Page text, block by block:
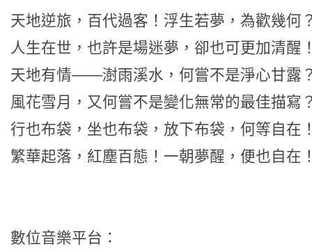
天地逆旅，百代過客！浮生若夢，為歡幾何
人生在世，也許是場迷夢，卻也可更加清醒
天地有情——澍雨溪水，何嘗不是淨心甘露
風花雪月，又何嘗不是變化無常的最佳描寫
行也布袋，坐也布袋，放下布袋，何等自在
繁華起落，紅塵百態！一朝夢醒，便也自在
數位音樂平台：